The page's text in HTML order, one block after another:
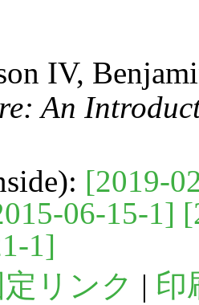
IV,
An
[2019-
06-15-1]
1]
定リンク | 印